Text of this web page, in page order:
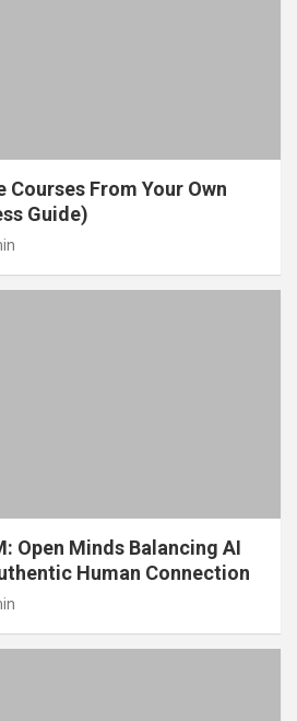
Courses From Your Own
Guide)
Open Minds Balancing AI
Human Connection